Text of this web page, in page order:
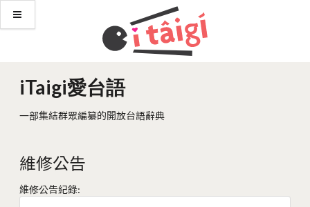
iTaigi愛台語
一部集結群眾編纂的開放台語辭典
維修公告
維修公告紀錄: